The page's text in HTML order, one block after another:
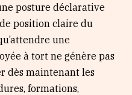
posture déclarative
position claire du
une
à tort ne génère pas
dès maintenant les
formations,